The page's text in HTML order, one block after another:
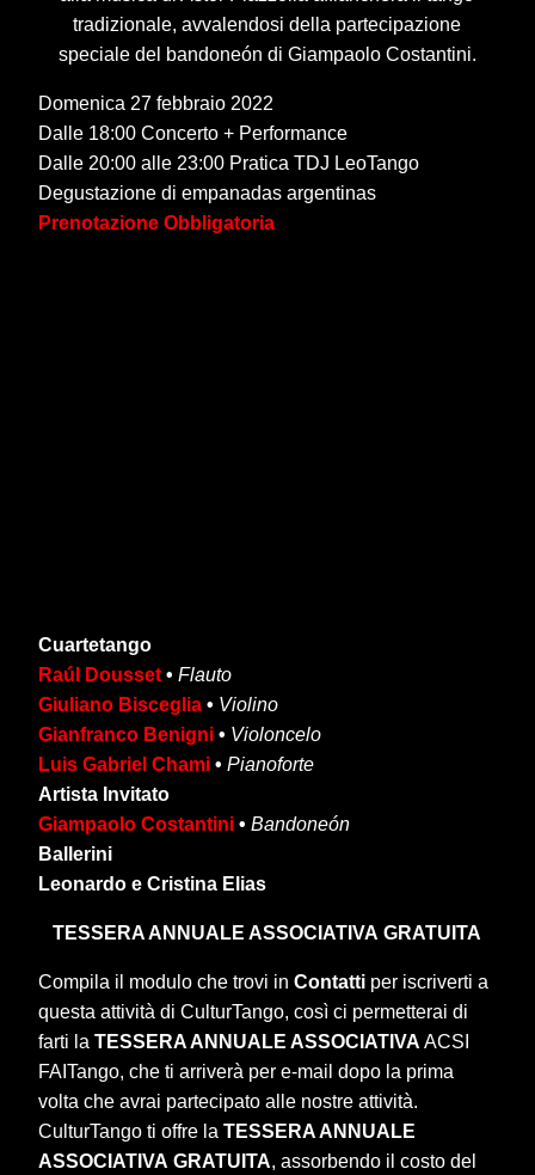
tradizionale, avvalendosi della partecipazione
speciale del bandoneón di Giampaolo Costantini.
Domenica 27 febbraio 2022
Dalle 18:00 Concerto + Performance
Dalle 20:00 alle 23:00 Pratica TDJ LeoTango
Degustazione di empanadas argentinas
Prenotazione Obbligatoria
Cuartetango
Raúl Dousset •Flauto
Giuliano Bisceglia • Violino
Gianfranco Benigni • Violoncelo
Luis Gabriel Chami •Pianoforte
Artista Invitato
Giampaolo Costantini •Bandoneón
Ballerini
Leonardo e Cristina Elias
TESSERA ANNUALE ASSOCIATIVA GRATUITA
Compila il modulo che trovi inContatti per iscriverti a
questa attività di CulturTango, così ci permetterai di
farti laTESSERA ANNUALE ASSOCIATIVA ACSI
FAITango, che ti arriverà per e-mail dopo la prima
volta che avrai partecipato alle nostre attività.
CulturTango ti offre laTESSERA ANNUALE
ASSOCIATIVA GRATUITA, assorbendo il costo del